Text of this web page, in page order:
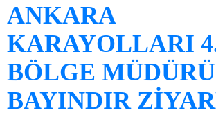
ANKARA
KARAYOLLARI
BÖLGE MÜDÜRÜ
BAYINDIR